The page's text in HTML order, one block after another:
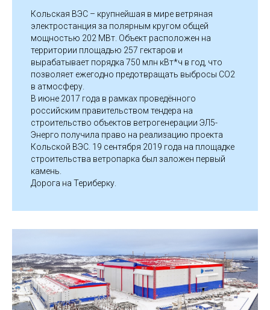
Кольская ВЭС – крупнейшая в мире ветряная
электростанция за полярным кругом общей
мощностью 202 МВт. Объект расположен на
территории площадью 257 гектаров и
вырабатывает порядка 750 млн кВт*ч в год, что
позволяет ежегодно предотвращать выбросы CO2
в атмосферу.
В июне 2017 года в рамках проведённого
российским правительством тендера на
строительство объектов ветрогенерации ЭЛ5-
Энерго получила право на реализацию проекта
Кольской ВЭС. 19 сентября 2019 года на площадке
строительства ветропарка был заложен первый
камень.
Дорога на Териберку.